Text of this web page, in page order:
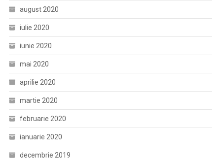
august 2020
iulie 2020
iunie 2020
mai 2020
aprilie 2020
martie 2020
februarie 2020
ianuarie 2020
decembrie 2019